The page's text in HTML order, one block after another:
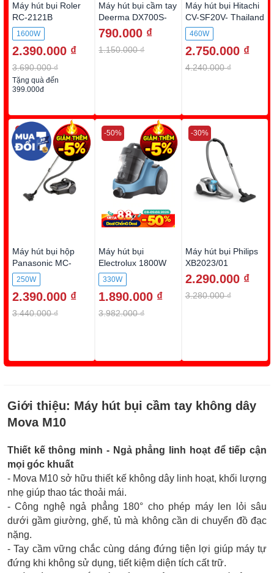
Máy hút bụi Roler
RC-2121B
1600W
2.390.000 ₫
3.690.000 ₫
Tặng quà đến
399.000đ
Máy hút bụi cầm tay
Deerma DX700S-
đen
790.000 ₫
1.150.000 ₫
Máy hút bụi Hitachi
CV-SF20V- Thailand
460W
2.750.000 ₫
4.240.000 ₫
Máy hút bụi hộp
Panasonic MC-
CL601AN49
250W
2.390.000 ₫
3.440.000 ₫
-30%
Máy hút bụi
Electrolux 1800W
EC31-2BB
330W
1.890.000 ₫
3.982.000 ₫
-50%
Máy hút bụi Philips
XB2023/01
2.290.000 ₫
3.280.000 ₫
-30%
Giới thiệu: Máy hút bụi cầm tay không dây
Mova M10
Thiết kế thông minh - Ngả phẳng linh hoạt để tiếp cận
mọi góc khuất
- Mova M10 sở hữu thiết kế không dây linh hoạt, khối lượng
nhẹ giúp thao tác thoải mái.
- Công nghệ ngả phẳng 180° cho phép máy len lỏi sâu
dưới gầm giường, ghế, tủ mà không cần di chuyển đồ đạc
nặng.
- Tay cầm vững chắc cùng dáng đứng tiện lợi giúp máy tự
đứng khi không sử dụng, tiết kiệm diện tích cất trữ.